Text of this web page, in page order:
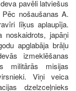
pavēli latviešus
nošaušanas A.
līķus aplaupīja.
japāņi
apglabāja brāļu
izmeklēšanas
militārās misijas
Viņi veica
dzelzceļnieks